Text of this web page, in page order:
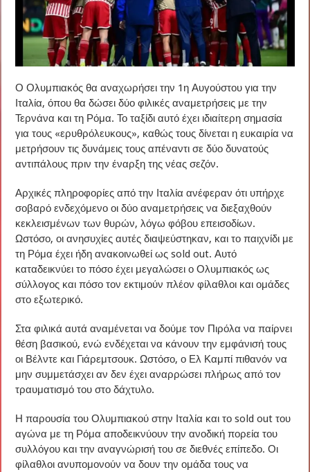
Ο Ολυμπιακός θα αναχωρήσει την 1η Αυγούστου για την
Ιταλία, όπου θα δώσει δύο φιλικές αναμετρήσεις με την
Τερνάνα και τη Ρόμα. Το ταξίδι αυτό έχει ιδιαίτερη σημασία
για τους «ερυθρόλευκους», καθώς τους δίνεται η ευκαιρία να
μετρήσουν τις δυνάμεις τους απέναντι σε δύο δυνατούς
αντιπάλους πριν την έναρξη της νέας σεζόν.
Αρχικές πληροφορίες από την Ιταλία ανέφεραν ότι υπήρχε
σοβαρό ενδεχόμενο οι δύο αναμετρήσεις να διεξαχθούν
κεκλεισμένων των θυρών, λόγω φόβου επεισοδίων.
Ωστόσο, οι ανησυχίες αυτές διαψεύστηκαν, και το παιχνίδι με
τη Ρόμα έχει ήδη ανακοινωθεί ως sold out. Αυτό
καταδεικνύει το πόσο έχει μεγαλώσει ο Ολυμπιακός ως
σύλλογος και πόσο τον εκτιμούν πλέον φίλαθλοι και ομάδες
στο εξωτερικό.
Στα φιλικά αυτά αναμένεται να δούμε τον Πιρόλα να παίρνει
θέση βασικού, ενώ ενδέχεται να κάνουν την εμφάνισή τους
οι Βέλντε και Γιάρεμτσουκ. Ωστόσο, ο Ελ Καμπί πιθανόν να
μην συμμετάσχει αν δεν έχει αναρρώσει πλήρως από τον
τραυματισμό του στο δάχτυλο.
Η παρουσία του Ολυμπιακού στην Ιταλία και το sold out του
αγώνα με τη Ρόμα αποδεικνύουν την ανοδική πορεία του
συλλόγου και την αναγνώρισή του σε διεθνές επίπεδο. Οι
φίλαθλοι ανυπομονούν να δουν την ομάδα τους να